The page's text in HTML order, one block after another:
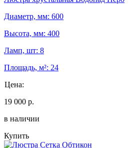
Диаметр, мм: 600
Высота, мм: 400
Ламп, шт: 8
Площадь, м²: 24
Цена:
19 000 р.
в наличии
Купить